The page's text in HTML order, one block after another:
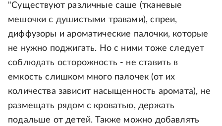
"Существуют различные саше (тканевые
мешочки с душистыми травами), спреи,
диффузоры и ароматические палочки, которые
не нужно поджигать. Но с ними тоже следует
соблюдать осторожность - не ставить в
емкость слишком много палочек (от их
количества зависит насыщенность аромата), не
размещать рядом с кроватью, держать
подальше от детей. Также можно добавлять